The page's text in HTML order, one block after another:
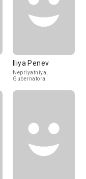
Iliya Penev
Nepriyatniya,
Gubernatora